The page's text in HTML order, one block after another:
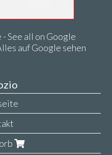
See all on Google
auf Google sehen